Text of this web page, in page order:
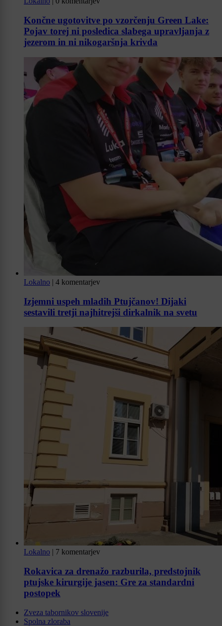
Končne ugotovitve po vzorčenju Green Lake:
Pojav torej ni posledica slabega upravljanja z
jezerom in ni nikogaršnja krivda
Lokalno | 4 komentarjev
Izjemni uspeh mladih Ptujčanov! Dijaki
sestavili tretji najhitrejši dirkalnik na svetu
Lokalno | 7 komentarjev
Rokavica za drenažo razburila, predstojnik
ptujske kirurgije jasen: Gre za standardni
postopek
Zveza tabornikov slovenije
Spolna zloraba